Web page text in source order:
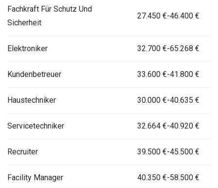
Fachkraft Für Schutz Und
Sicherheit
27.450 €-46.400 €
Elektroniker 32.700 €-65.268 €
Kundenbetreuer 33.600 €-41.800 €
Haustechniker 30.000 €-40.635 €
Servicetechniker 32.664 €-40.920 €
Recruiter 39.500 €-45.500 €
Facility Manager 40.350 €-58.500 €